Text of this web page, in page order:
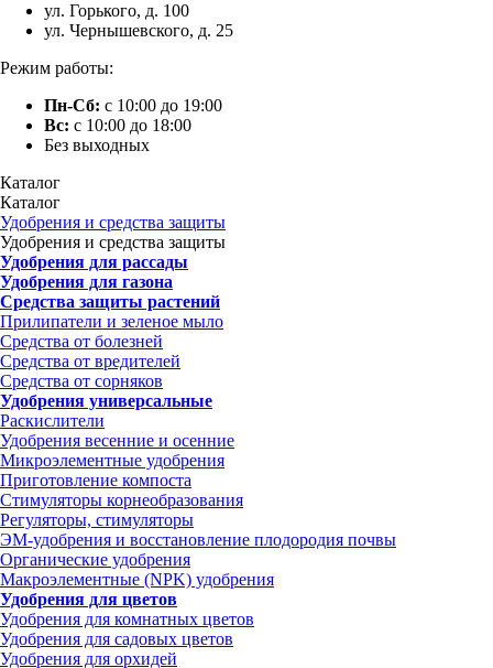
ул. Горького, д. 100
ул. Чернышевского, д. 25
Режим работы:
Пн-Сб: с 10:00 до 19:00
Вс: с 10:00 до 18:00
Без выходных
Каталог
Каталог
Удобрения и средства защиты
Удобрения и средства защиты
Удобрения для рассады
Удобрения для газона
Средства защиты растений
Прилипатели и зеленое мыло
Средства от болезней
Средства от вредителей
Средства от сорняков
Удобрения универсальные
Раскислители
Удобрения весенние и осенние
Микроэлементные удобрения
Приготовление компоста
Стимуляторы корнеобразования
Регуляторы, стимуляторы
ЭМ-удобрения и восстановление плодородия почвы
Органические удобрения
Макроэлементные (NPK) удобрения
Удобрения для цветов
Удобрения для комнатных цветов
Удобрения для садовых цветов
Удобрения для орхидей